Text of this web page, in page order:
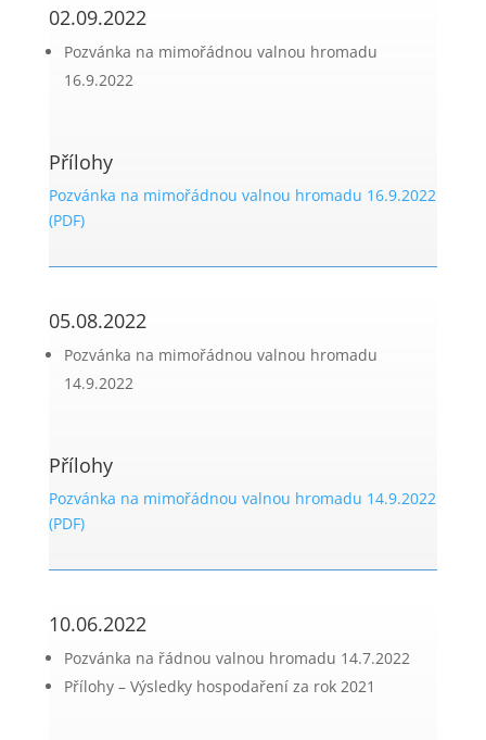
02.09.2022
Pozvánka na mimořádnou valnou hromadu
16.9.2022
Přílohy
Pozvánka na mimořádnou valnou hromadu 16.9.2022
(PDF)
05.08.2022
Pozvánka na mimořádnou valnou hromadu
14.9.2022
Přílohy
Pozvánka na mimořádnou valnou hromadu 14.9.2022
(PDF)
10.06.2022
Pozvánka na řádnou valnou hromadu 14.7.2022
Přílohy – Výsledky hospodaření za rok 2021